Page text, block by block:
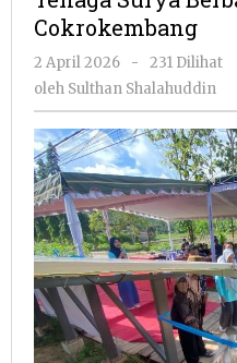
Cokrokembang
2 April 2026
oleh
Sulthan
-
231 Dilihat
oleh Sulthan Shalahuddin